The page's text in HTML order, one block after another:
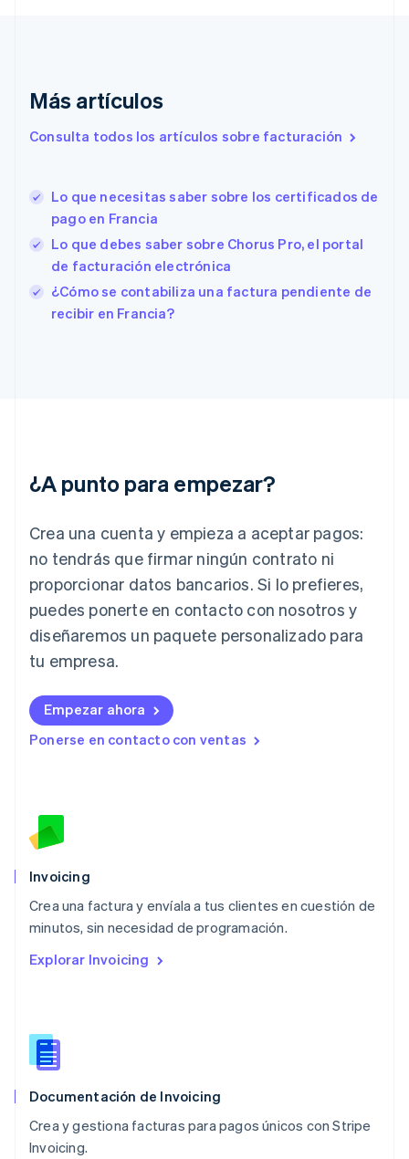
Más artículos
Consulta todos los artículos sobre facturación
Lo que necesitas saber sobre los certificados de
pago en Francia
Lo que debes saber sobre Chorus Pro, el portal
de facturación electrónica
¿Cómo se contabiliza una factura pendiente de
recibir en Francia?
¿A punto para empezar?
Crea una cuenta y empieza a aceptar pagos:
no tendrás que firmar ningún contrato ni
proporcionar datos bancarios. Si lo prefieres,
puedes ponerte en contacto con nosotros y
diseñaremos un paquete personalizado para
tu empresa.
Empezar ahora
Ponerse en contacto con ventas
Invoicing
Crea una factura y envíala a tus clientes en cuestión de
minutos, sin necesidad de programación.
Explorar Invoicing
Documentación de Invoicing
Crea y gestiona facturas para pagos únicos con Stripe
Invoicing.
Eslovaquia
Eslovenia
Estados Unidos
EnglishEspañol 简体中文
Estonia
English
EnglishSvenska
Francia
English
Irlanda
Italia
ItalianoEnglish
Japón
日本語
Letonia
English
DeutschEnglish
English
Luxemburgo
FrançaisDeutschEnglish
English
México
Noruega
English
Nueva Zelanda
English
NederlandsEnglish
Português
RAE de Hong Kong, China
Reino Unido
República Checa
English